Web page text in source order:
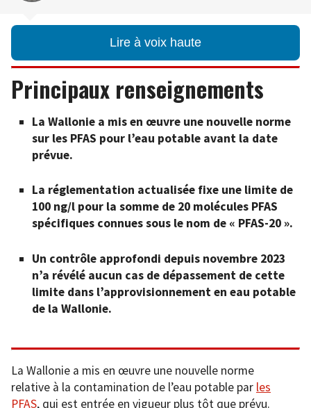
Lire à voix haute
Principaux renseignements
La Wallonie a mis en œuvre une nouvelle norme
sur les PFAS pour l’eau potable avant la date
prévue.
La réglementation actualisée fixe une limite de
100 ng/l pour la somme de 20 molécules PFAS
spécifiques connues sous le nom de « PFAS-20 ».
Un contrôle approfondi depuis novembre 2023
n’a révélé aucun cas de dépassement de cette
limite dans l’approvisionnement en eau potable
de la Wallonie.
La Wallonie a mis en œuvre une nouvelle norme
relative à la contamination de l’eau potable par les
PFAS, qui est entrée en vigueur plus tôt que prévu.